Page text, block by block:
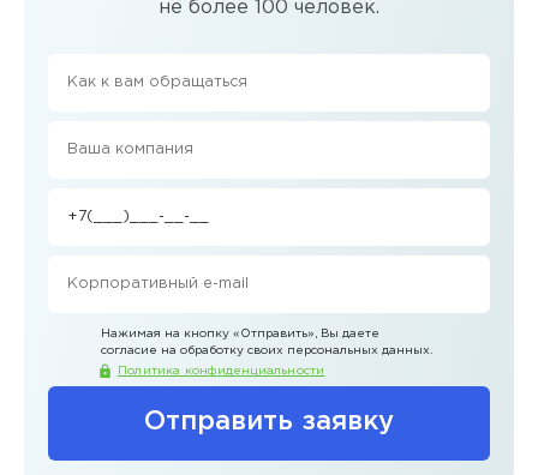
не более 100 человек.
Отправить заявку
Нажимая на кнопку «Отправить»
, Вы даете
согласие на обработку своих персональных данных.
Политика конфиденциальности